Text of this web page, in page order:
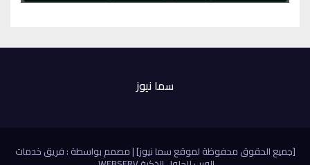
سما نيوز
[جميع الحقوق محفوظة لموقع سما نيوز]|مصمم بواسطة : فريق خدمات